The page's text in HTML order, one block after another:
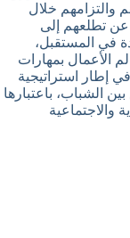
والتزامهم خلال
تطلعهم إلى
في المستقبل،
الأعمال بمهارات
إطار استراتيجية
الشباب، باعتبارها
والاجتماعية